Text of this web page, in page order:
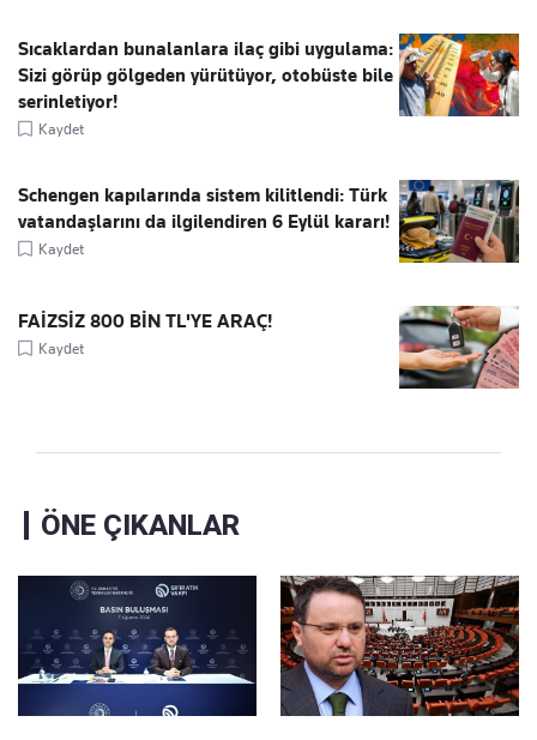
Sıcaklardan bunalanlara ilaç gibi uygulama:
Sizi görüp gölgeden yürütüyor, otobüste bile
serinletiyor!
Kaydet
Schengen kapılarında sistem kilitlendi: Türk
vatandaşlarını da ilgilendiren 6 Eylül kararı!
Kaydet
FAİZSİZ 800 BİN TL'YE ARAÇ!
Kaydet
ÖNE ÇIKANLAR